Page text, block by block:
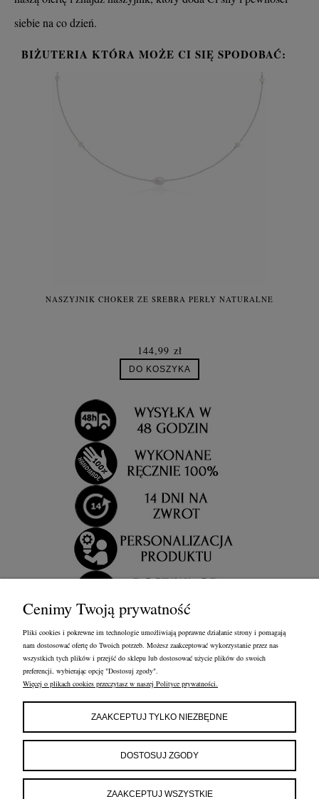
siebie na co dzień.
BIŻUTERIA KTÓRA MOŻE CI SIĘ SPODOBAĆ:
NASZYJNIK CHOKER ZE SREBRA PERŁY NATURALNE
144,99 zł
DO KOSZYKA
OBSŁUGA KLIENTA FRANCOW JEWELRY
FRANCOW JEWELRY
ul. Kossaka 4/8, 49-200 Grodków
tel:660596974
e-mail:shop@francow.com
Cenimy Twoją prywatność
Pliki cookies i pokrewne im technologie umożliwiają poprawne działanie strony i pomagają
nam dostosować ofertę do Twoich potrzeb. Możesz zaakceptować wykorzystanie przez nas
wszystkich tych plików i przejść do sklepu lub dostosować użycie plików do swoich
preferencji, wybierając opcję "Dostosuj zgody".
Więcej o plikach cookies przeczytasz w naszej Polityce prywatności.
ZAAKCEPTUJ TYLKO NIEZBĘDNE
DOSTOSUJ ZGODY
ZAAKCEPTUJ WSZYSTKIE